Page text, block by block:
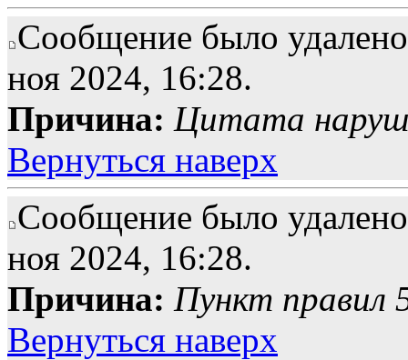
Сообщение было
ноя 2024, 16:28.
Причина: Цитата
Вернуться наверх
Сообщение было
ноя 2024, 16:28.
Причина: Пункт правил
Вернуться наверх